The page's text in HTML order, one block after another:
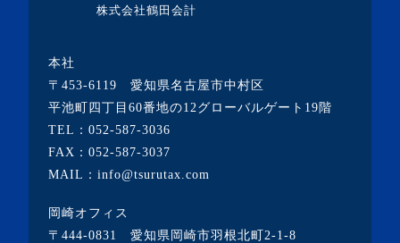
・2020年3月(4記事)
・2020年1月(1記事)
・2019年12月(19記事)
・2018年6月(1記事)
・2016年6月(2記事)
株式会社鶴田会計
本社
〒453-6119 愛知県名古屋市中村区
平池町四丁目60番地の12グローバルゲート19階
TEL： 052-587-3036
FAX：052-587-3037
MAIL：info@tsurutax.com
岡崎オフィス
〒444-0831 愛知県岡崎市羽根北町2-1-8